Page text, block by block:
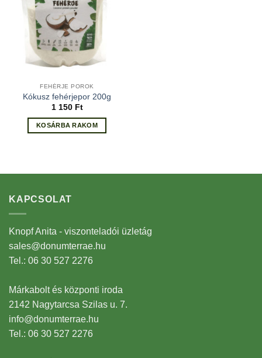
FEHÉRJE POROK
Kókusz fehérjepor 200g
1 150 Ft
KOSÁRBA RAKOM
KAPCSOLAT
Knopf Anita - viszonteladói üzletág
sales@donumterrae.hu
Tel.: 06 30 527 2276
Márkabolt és központi iroda
2142 Nagytarcsa Szilas u. 7.
info@donumterrae.hu
Tel.: 06 30 527 2276